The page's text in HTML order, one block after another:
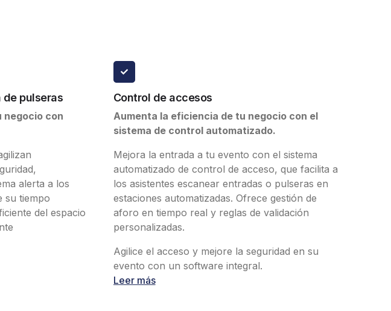
pulseras
negocio con
alerta a los
su tiempo
del espacio
Control de accesos
Aumenta la eficiencia de tu negocio con el
sistema de control automatizado.
Mejora la entrada a tu evento con el sistema
automatizado de control de acceso, que facilita a
los asistentes escanear entradas o pulseras en
estaciones automatizadas. Ofrece gestión de
aforo en tiempo real y reglas de validación
personalizadas.
Agilice el acceso y mejore la seguridad en su
evento con un software integral.
Leer más